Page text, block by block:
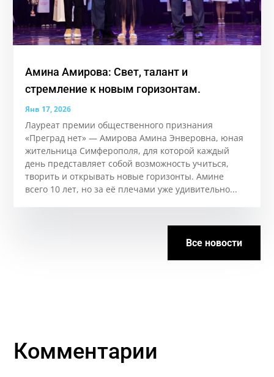
Амина Амирова: Свет, талант и
стремление к новым горизонтам.
Янв 17, 2026
Лауреат премии общественного признания
«Преград нет» — Амирова Амина Энверовна, юная
жительница Симферополя, для которой каждый
день представляет собой возможность учиться,
творить и открывать новые горизонты. Аминe
всего 10 лет, но за её плечами уже удивительно...
Все новости
Комментарии